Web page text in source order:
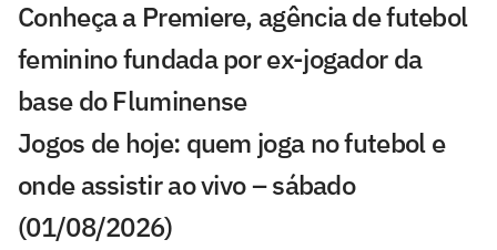
Conheça a Premiere, agência de futebol
feminino fundada por ex-jogador da
base do Fluminense
Jogos de hoje: quem joga no futebol e
onde assistir ao vivo – sábado
(01/08/2026)